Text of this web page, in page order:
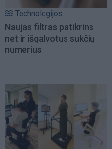
Technologijos
Naujas filtras patikrins
net ir išgalvotus sukčių
numerius